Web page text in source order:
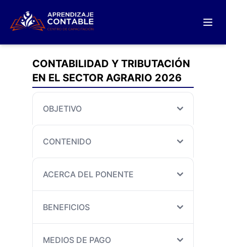
CONTABILIDAD Y TRIBUTACIÓN
EN EL SECTOR AGRARIO 2026
OBJETIVO
CONTENIDO
ACERCA DEL PONENTE
BENEFICIOS
MEDIOS DE PAGO